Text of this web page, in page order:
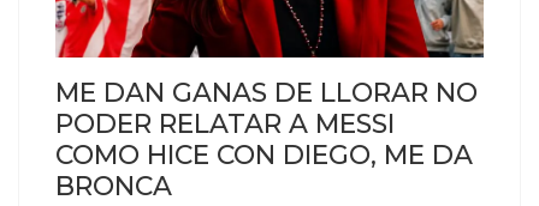
ME DAN GANAS DE LLORAR NO
PODER RELATAR A MESSI
COMO HICE CON DIEGO, ME DA
BRONCA